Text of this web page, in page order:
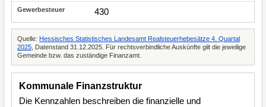
430
Quelle: Hessisches Statistisches Landesamt Realsteuerhebesätze 4. Quartal
2025 , Datenstand 31.12.2025. Für rechtsverbindliche Auskünfte gilt die jeweilige
Gemeinde bzw. das zuständige Finanzamt.
Kommunale Finanzstruktur
Die Kennzahlen beschreiben die finanzielle und